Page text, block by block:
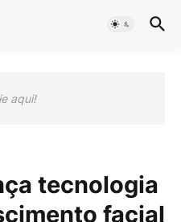
aqui!
tecnologia
facial